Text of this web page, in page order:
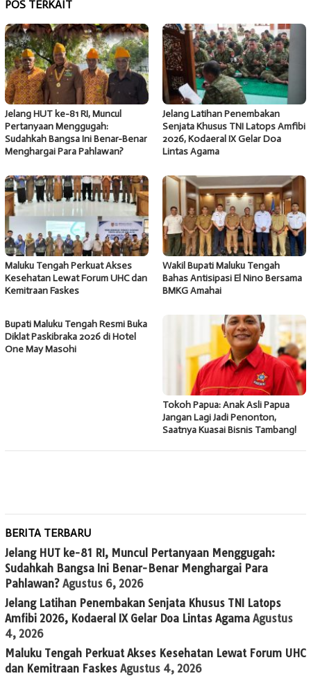
POS TERKAIT
Jelang HUT ke-81 RI, Muncul
Pertanyaan Menggugah:
Sudahkah Bangsa Ini Benar-Benar
Menghargai Para Pahlawan?
Jelang Latihan Penembakan
Senjata Khusus TNI Latops Amfibi
2026, Kodaeral IX Gelar Doa
Lintas Agama
Maluku Tengah Perkuat Akses
Kesehatan Lewat Forum UHC dan
Kemitraan Faskes
Wakil Bupati Maluku Tengah
Bahas Antisipasi El Nino Bersama
BMKG Amahai
Bupati Maluku Tengah Resmi Buka
Diklat Paskibraka 2026 di Hotel
One May Masohi
Tokoh Papua: Anak Asli Papua
Jangan Lagi Jadi Penonton,
Saatnya Kuasai Bisnis Tambang!
BERITA TERBARU
Jelang HUT ke-81 RI, Muncul Pertanyaan Menggugah:
Sudahkah Bangsa Ini Benar-Benar Menghargai Para
Pahlawan? Agustus 6, 2026
Jelang Latihan Penembakan Senjata Khusus TNI Latops
Amfibi 2026, Kodaeral IX Gelar Doa Lintas Agama Agustus
4, 2026
Maluku Tengah Perkuat Akses Kesehatan Lewat Forum UHC
dan Kemitraan Faskes Agustus 4, 2026